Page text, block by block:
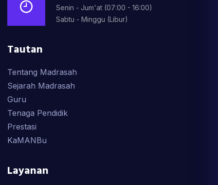
Senin - Jum'at (07:00 - 16:00)
Sabtu - Minggu (Libur)
Tautan
Tentang Madrasah
Sejarah Madrasah
Guru
Tenaga Pendidik
Prestasi
KaMANBu
Layanan